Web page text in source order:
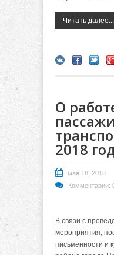
Читать далее...
О
2018
мая 18, 2018
Комментарии:
В связи с
мероприятия,
письменности и